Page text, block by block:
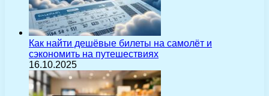
Как найти дешёвые билеты на самолёт и
сэкономить на путешествиях
16.10.2025